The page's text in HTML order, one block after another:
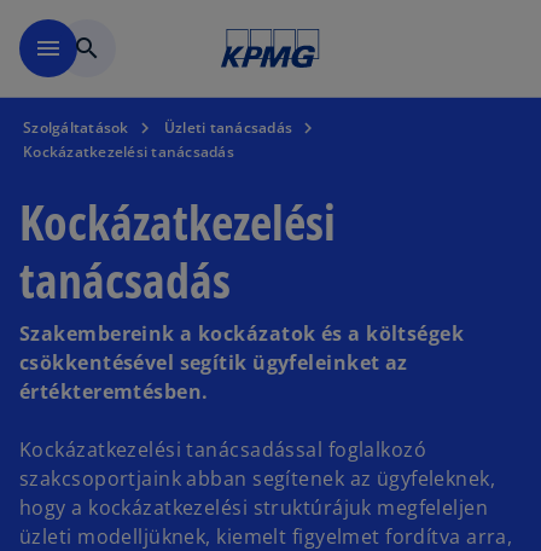
menu search
Szolgáltatások
Üzleti tanácsadás
Kockázatkezelési tanácsadás
Kockázatkezelési
tanácsadás
Szakembereink a kockázatok és a költségek
csökkentésével segítik ügyfeleinket az
értékteremtésben.
Kockázatkezelési tanácsadással foglalkozó
szakcsoportjaink abban segítenek az ügyfeleknek,
hogy a kockázatkezelési struktúrájuk megfeleljen
üzleti modelljüknek, kiemelt figyelmet fordítva arra,